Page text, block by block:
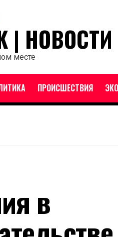
|
месте
ПРОИСШЕСТВИЯ
в